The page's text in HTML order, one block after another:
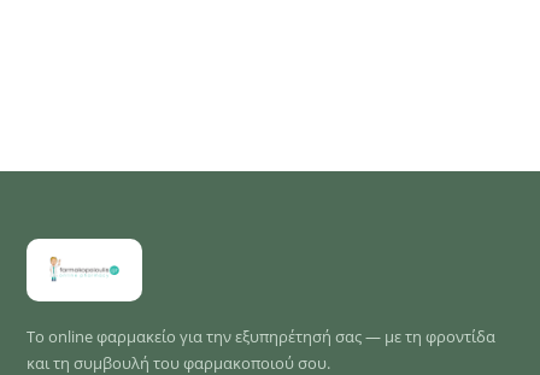
Το online φαρμακείο για την εξυπηρέτησή σας — με τη φροντίδα
και τη συμβουλή του φαρμακοποιού σου.